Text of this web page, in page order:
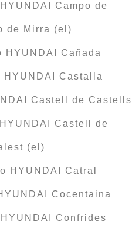
Campo de
de Mirra (el)
Cañada
Castalla
Castell de Castells
Castell de
(el)
HYUNDAI Catral
Cocentaina
Confrides